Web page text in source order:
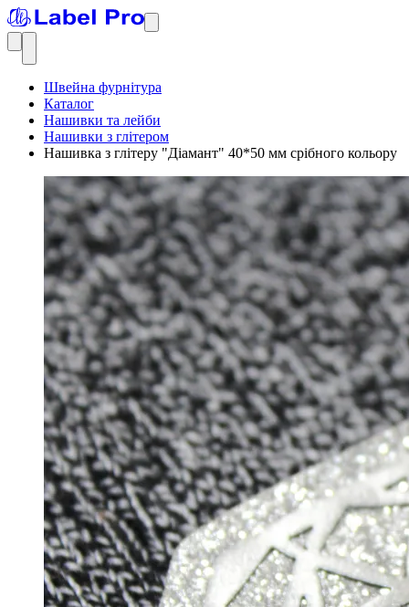
Швейна фурнітура
Каталог
Нашивки та лейби
Нашивки з глітером
Нашивка з глітеру "Діамант" 40*50 мм срібного кольору